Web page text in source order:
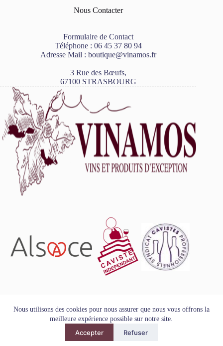
Nous utilisons des cookies pour nous assurer que nous vous offrons la
meilleure expérience possible sur notre site.
Accepter Refuser
Nous Contacter
Formulaire de Contact
Téléphone : 06 45 37 80 94
Adresse Mail : boutique@vinamos.fr
3 Rue des Bœufs,
67100 STRASBOURG
avec modération.
Tous droits réservés - Copyright VINAMOS © 2026
Conditions Générales de Vente